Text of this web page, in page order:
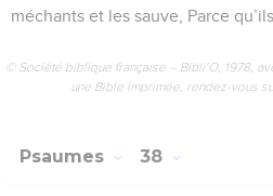
méchants et les sauve, Parce
© Société biblique française – Bibli’O, 1978,
une Bible imprimée, rendez-vous
Psaumes 38